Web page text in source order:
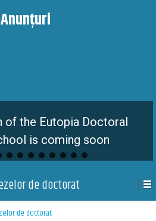
Anunțuri
of the Eutopia Doctoral
is coming soon
de doctorat
de doctorat